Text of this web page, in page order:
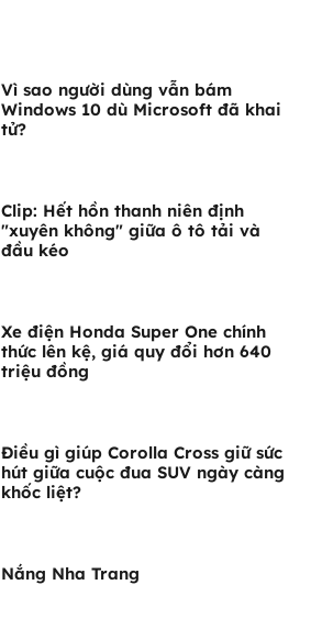
Vì sao người dùng vẫn bám
Windows 10 dù Microsoft đã khai
tử?
Clip: Hết hồn thanh niên định
"xuyên không" giữa ô tô tải và
đầu kéo
Xe điện Honda Super One chính
thức lên kệ, giá quy đổi hơn 640
triệu đồng
Điều gì giúp Corolla Cross giữ sức
hút giữa cuộc đua SUV ngày càng
khốc liệt?
Nắng Nha Trang